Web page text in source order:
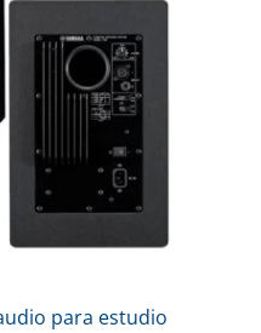
para estudio